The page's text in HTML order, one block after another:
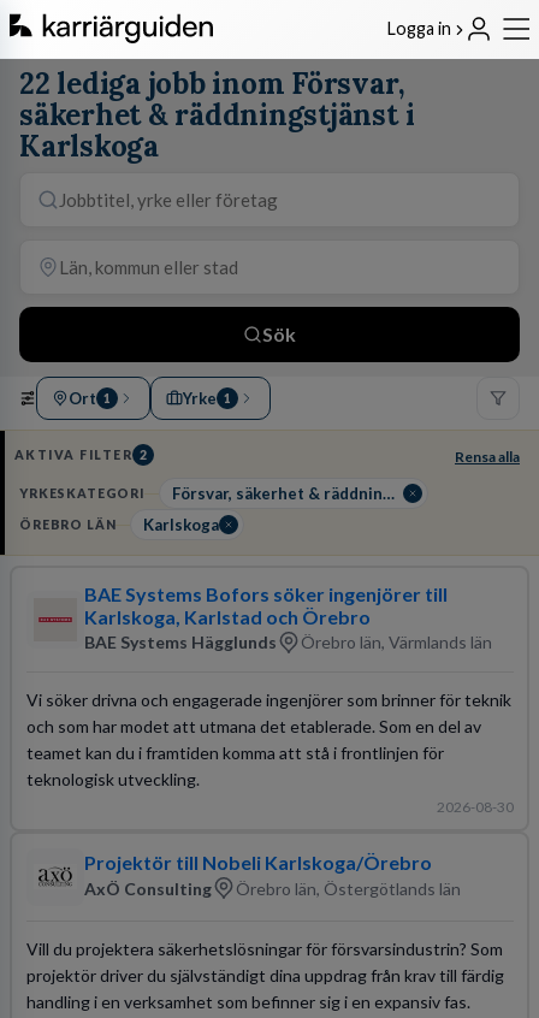
Logga in
22 lediga jobb inom Försvar,
säkerhet & räddningstjänst i
Karlskoga
Sök
Ort 1 Yrke 1
AKTIVA FILTER 2 Rensa alla
YRKESKATEGORI Försvar, säkerhet & räddningstjänst
ÖREBRO LÄN Karlskoga
BAE Systems Bofors söker ingenjörer till
Karlskoga, Karlstad och Örebro
BAE Systems Hägglunds Örebro län, Värmlands län
Vi söker drivna och engagerade ingenjörer som brinner för teknik
och som har modet att utmana det etablerade. Som en del av
teamet kan du i framtiden komma att stå i frontlinjen för
teknologisk utveckling.
2026-08-30
Projektör till Nobeli Karlskoga/Örebro
AxÖ Consulting Örebro län, Östergötlands län
Vill du projektera säkerhetslösningar för försvarsindustrin? Som
projektör driver du självständigt dina uppdrag från krav till färdig
handling i en verksamhet som befinner sig i en expansiv fas.